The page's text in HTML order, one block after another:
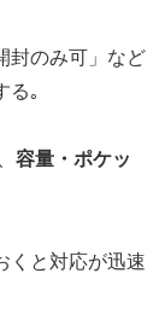
封のみ可」など
る｡
容量・ポケッ
くと対応が迅速